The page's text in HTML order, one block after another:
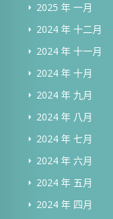
2025 年 一月
2024 年 十二月
2024 年 十一月
2024 年 十月
2024 年 九月
2024 年 八月
2024 年 七月
2024 年 六月
2024 年 五月
2024 年 四月